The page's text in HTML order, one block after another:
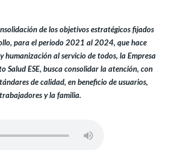
de los objetivos estratégicos fijados
para el periodo 2021 al 2024, que hace
humanización al servicio de todos, la Empresa
Salud ESE, busca consolidar la atención, con
de calidad, en beneficio de usuarios,
trabajadores y la familia.